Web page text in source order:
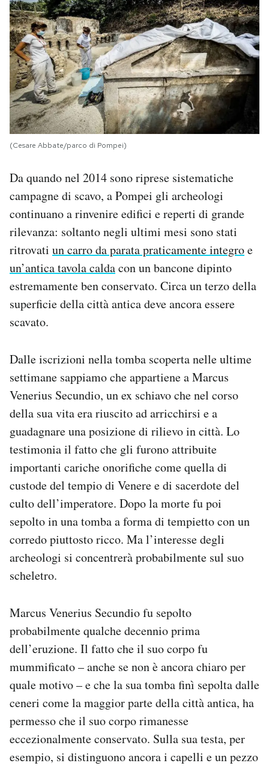
(Cesare Abbate/parco di Pompei)
Da quando nel 2014 sono riprese sistematiche
campagne di scavo, a Pompei gli archeologi
continuano a rinvenire edifici e reperti di grande
rilevanza: soltanto negli ultimi mesi sono stati
ritrovati un carro da parata praticamente integroe
un’antica tavola caldacon un bancone dipinto
estremamente ben conservato. Circa un terzo della
superficie della città antica deve ancora essere
scavato.
Dalle iscrizioni nella tomba scoperta nelle ultime
settimane sappiamo che appartiene a Marcus
Venerius Secundio, un ex schiavo che nel corso
della sua vita era riuscito ad arricchirsi e a
guadagnare una posizione di rilievo in città. Lo
testimonia il fatto che gli furono attribuite
importanti cariche onorifiche come quella di
custode del tempio di Venere e di sacerdote del
culto dell’imperatore. Dopo la morte fu poi
sepolto in una tomba a forma di tempietto con un
corredo piuttosto ricco. Ma l’interesse degli
archeologi si concentrerà probabilmente sul suo
scheletro.
Marcus Venerius Secundio fu sepolto
probabilmente qualche decennio prima
dell’eruzione. Il fatto che il suo corpo fu
mummificato – anche se non è ancora chiaro per
quale motivo – e che la sua tomba finì sepolta dalle
ceneri come la maggior parte della città antica, ha
permesso che il suo corpo rimanesse
eccezionalmente conservato. Sulla sua testa, per
esempio, si distinguono ancora i capelli e un pezzo